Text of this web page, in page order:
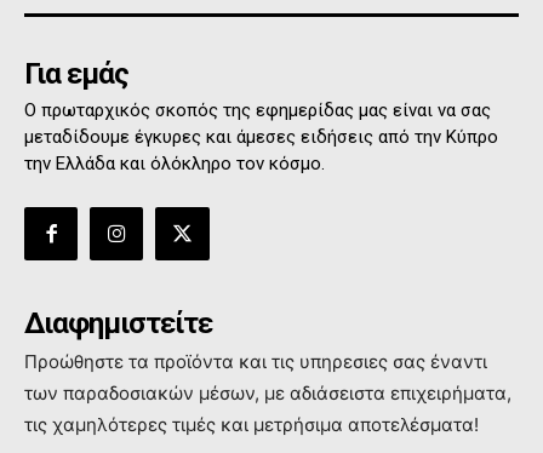
Για εμάς
Ο πρωταρχικός σκοπός της εφημερίδας μας είναι να σας
μεταδίδουμε έγκυρες και άμεσες ειδήσεις από την Κύπρο
την Ελλάδα και όλόκληρο τον κόσμο.
Διαφημιστείτε
Προώθηστε τα προϊόντα και τις υπηρεσιες σας έναντι
των παραδοσιακών μέσων, με αδιάσειστα επιχειρήματα,
τις χαμηλότερες τιμές και μετρήσιμα αποτελέσματα!